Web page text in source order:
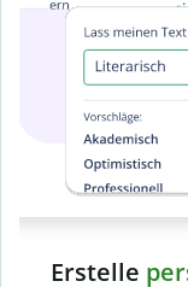
Stelle mit der
% original ist.
und finde